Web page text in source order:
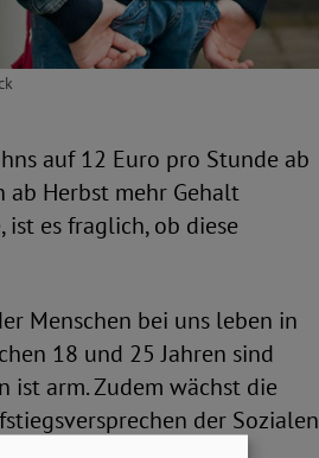
auf 12 Euro pro Stunde ab
ab Herbst mehr Gehalt
ist es fraglich, ob diese
Menschen bei uns leben in
18 und 25 Jahren sind
ist arm. Zudem wächst die
der Sozialen